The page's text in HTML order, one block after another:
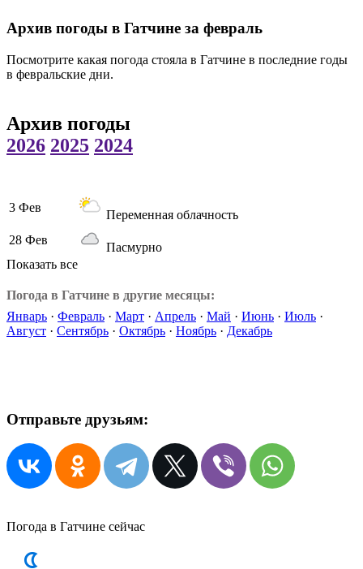
Архив погоды в Гатчине за февраль
Посмотрите какая погода стояла в Гатчине в последние годы
в февральские дни.
Архив погоды
2026 2025 2024
3 Фев
Переменная облачность
28 Фев
Пасмурно
Показать все
Погода в Гатчине в другие месяцы:
Январь · Февраль · Март · Апрель · Май · Июнь · Июль ·
Август · Сентябрь · Октябрь · Ноябрь · Декабрь
Отправьте друзьям:
Погода в Гатчине сейчас